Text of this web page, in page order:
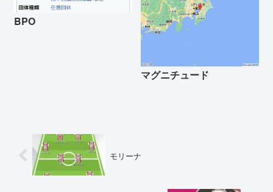
BPO
マグニチュード
モリーナ